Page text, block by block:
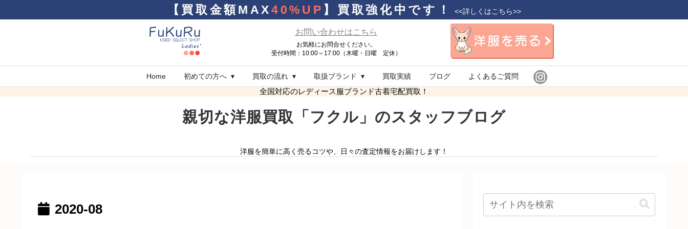
【買取金額MAX40%UP 】 買取強化中です！ <<詳しくはこちら>>
お問い合わせはこちら
お気軽にお問合せください。
受付時間：10:00～17:00（木曜・日曜 定休）
Home 初めての方へ 買取の流れ 取扱ブランド 買取実績 ブログ よくあるご質問
全国対応のレディース服ブランド古着宅配買取！
親切な洋服買取「フクル」のスタッフブログ
洋服を簡単に高く売るコツや、日々の査定情報をお届けします！
2020-08